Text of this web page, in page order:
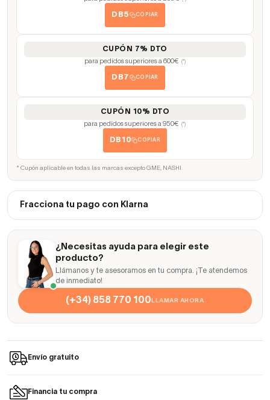
DB5 COPIAR
CUPÓN 7% DTO
para pedidos superiores a 600€ (*)
DB7 COPIAR
CUPÓN 10% DTO
para pedidos superiores a 950€ (*)
DB10 COPIAR
* Cupón aplicable en todas las marcas excepto GME, NASHI.
Fracciona tu pago con Klarna
¿Necesitas ayuda para elegir este
producto?
Llámanos y te asesoramos en tu compra. ¡Te atendemos
de inmediato!
(+34) 858 770 100LLAMAR AHORA
Envío gratuito
Financia tu compra